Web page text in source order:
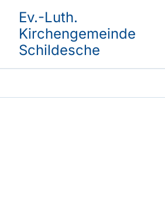
Ev.-Luth.
Kirchengemeinde
Schildesche